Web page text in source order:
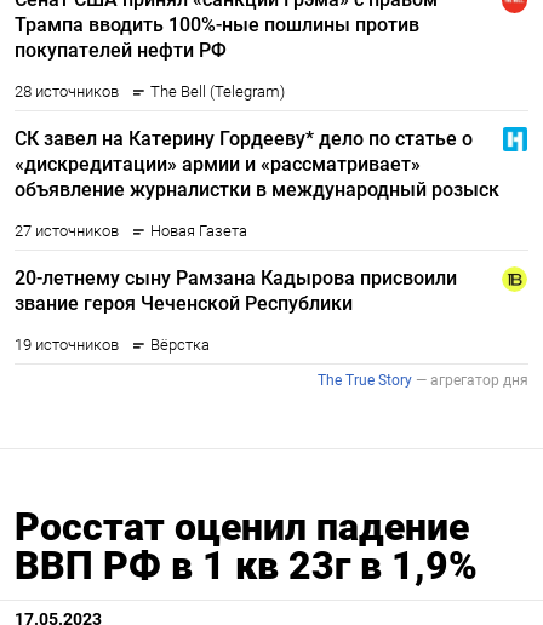
Росстат оценил падение
ВВП РФ в 1 кв 23г в 1,9%
17.05.2023